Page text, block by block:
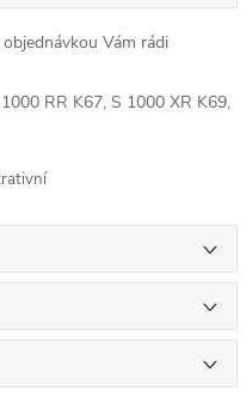
Vám rádi
RR K67, S 1000 XR K69,